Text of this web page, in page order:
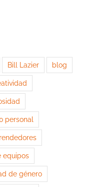
Bill Lazier blog
personal
equipos
de género